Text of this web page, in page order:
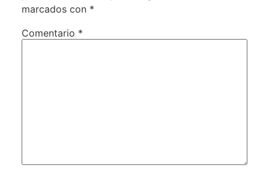
marcados con *
Comentario *